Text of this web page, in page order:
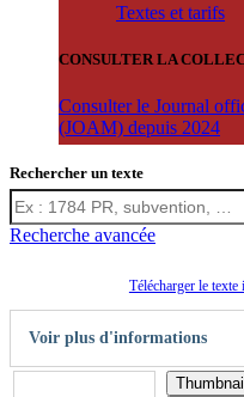
Textes et tarifs
CONSULTER LA
Consulter le Journal
(JOAM) depuis 2024
Rechercher un texte
Recherche avancée
Télécharger le
Voir plus d'informations